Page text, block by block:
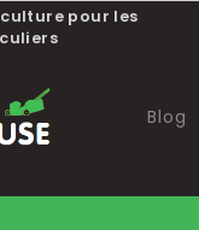
pour les
Blog